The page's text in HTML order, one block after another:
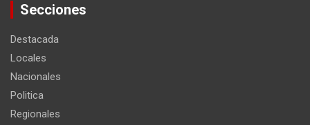
Secciones
Destacada
Locales
Nacionales
Politica
Regionales